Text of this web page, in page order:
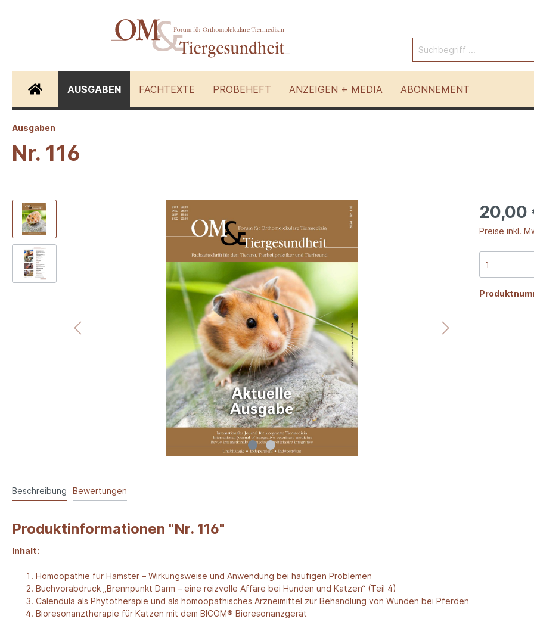
AUSGABEN FACHTEXTE PROBEHEFT ANZEIGEN + MEDIA ABONNEMENT
Zur Kategorie Fachtexte
Schwein Andere Therapien
Ausgaben
Nr. 116
20,00
Preise inkl.
Beschreibung Bewertungen
Produktinformationen "Nr. 116"
Inhalt:
Homöopathie für Hamster – Wirkungsweise und Anwendung bei häufigen Problemen
Buchvorab­druck „Brennpunkt Darm – eine reizvolle Affäre bei Hunden und Katzen“ (Teil 4)
Calendula als Phytotherapie und als homöopathisches Arzneimittel zur Behandlung von Wunden bei Pferden
Bioresonanztherapie für Katzen mit dem BICOM® Bioresonanzgerät